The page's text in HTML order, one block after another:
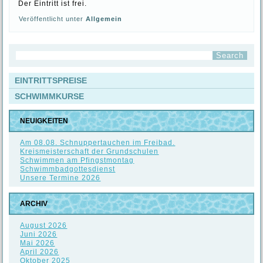
Der Eintritt ist frei.
Veröffentlicht unter Allgemein
EINTRITTSPREISE
SCHWIMMKURSE
NEUIGKEITEN
Am 08.08. Schnuppertauchen im Freibad.
Kreismeisterschaft der Grundschulen
Schwimmen am Pfingstmontag
Schwimmbadgottesdienst
Unsere Termine 2026
ARCHIV
August 2026
Juni 2026
Mai 2026
April 2026
Oktober 2025